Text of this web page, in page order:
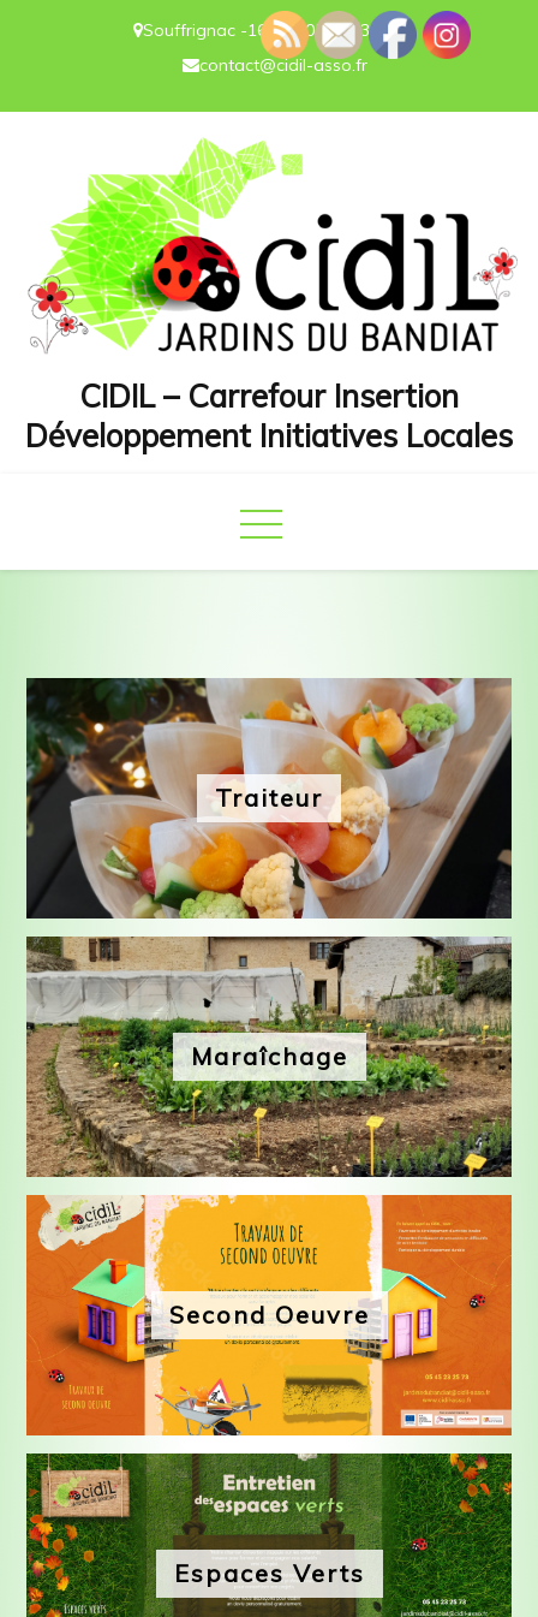
Souffrignac -16-
05.45.23.25.73
contact@cidil-asso.fr
CIDIL – Carrefour Insertion
Développement Initiatives Locales
Traiteur
Maraîchage
Second Oeuvre
Espaces Verts